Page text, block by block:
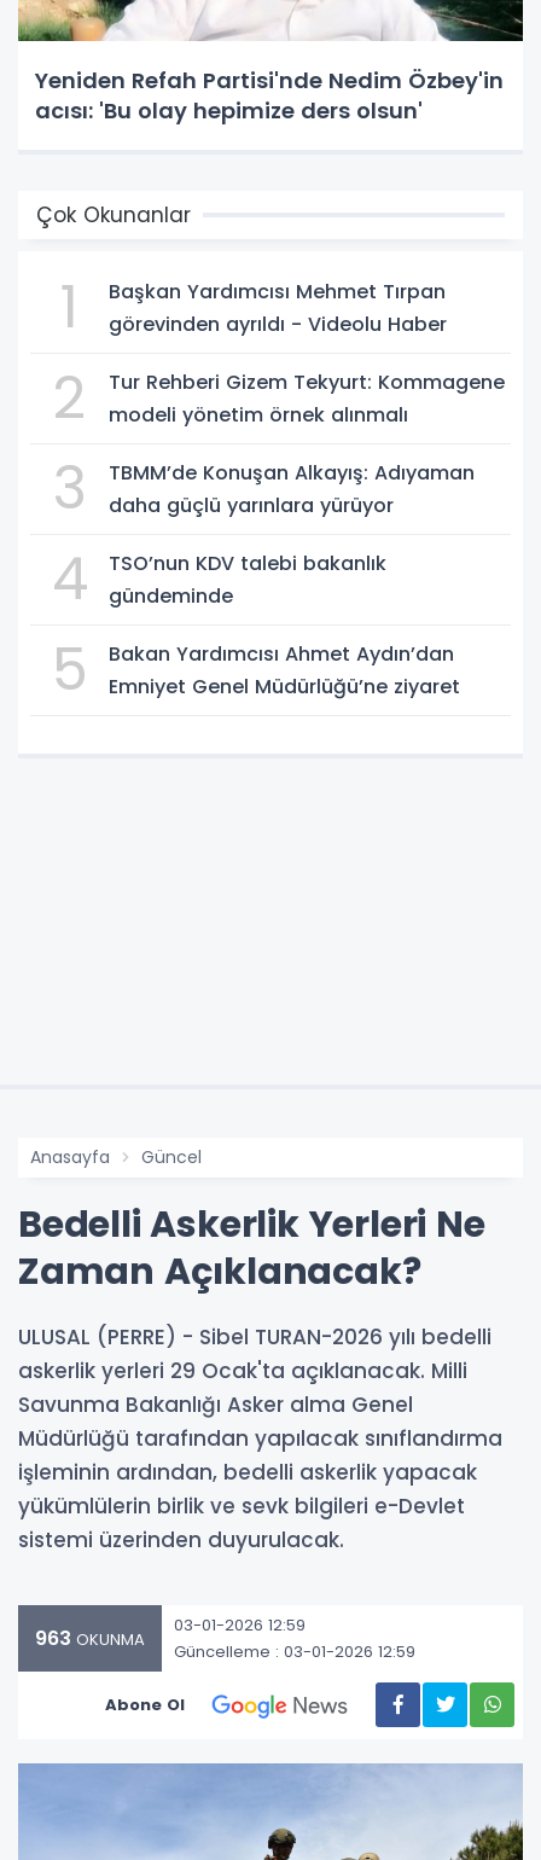
Yeniden Refah Partisi'nde Nedim Özbey'in
acısı: 'Bu olay hepimize ders olsun'
Çok Okunanlar
1
Başkan Yardımcısı Mehmet Tırpan
görevinden ayrıldı - Videolu Haber
2
Tur Rehberi Gizem Tekyurt: Kommagene
modeli yönetim örnek alınmalı
3
TBMM’de Konuşan Alkayış: Adıyaman
daha güçlü yarınlara yürüyor
4
TSO’nun KDV talebi bakanlık
gündeminde
5
Bakan Yardımcısı Ahmet Aydın’dan
Emniyet Genel Müdürlüğü’ne ziyaret
Anasayfa Güncel
Bedelli Askerlik Yerleri Ne
Zaman Açıklanacak?
ULUSAL (PERRE) - Sibel TURAN-2026 yılı bedelli
askerlik yerleri 29 Ocak'ta açıklanacak. Milli
Savunma Bakanlığı Asker alma Genel
Müdürlüğü tarafından yapılacak sınıflandırma
işleminin ardından, bedelli askerlik yapacak
yükümlülerin birlik ve sevk bilgileri e-Devlet
sistemi üzerinden duyurulacak.
963 OKUNMA
03-01-2026 12:59
Güncelleme : 03-01-2026 12:59
Abone Ol